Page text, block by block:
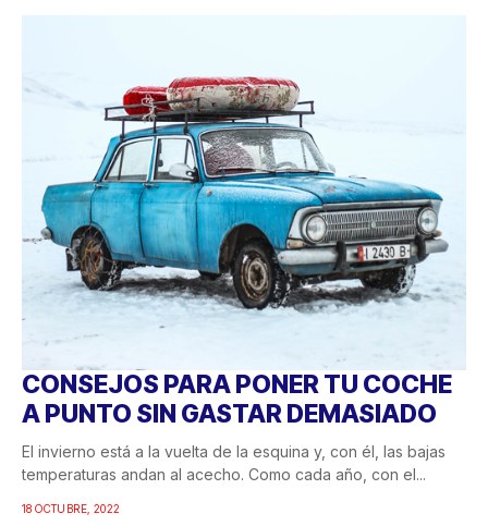
CONSEJOS PARA PONER TU COCHE
A PUNTO SIN GASTAR DEMASIADO
El invierno está a la vuelta de la esquina y, con él, las bajas
temperaturas andan al acecho. Como cada año, con el...
18 OCTUBRE, 2022